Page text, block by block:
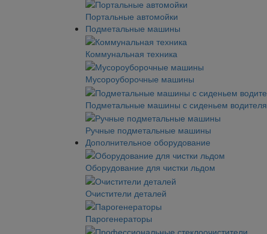
Портальные автомойки
Подметальные машины
Коммунальная техника
Мусороуборочные машины
Подметальные машины с сиденьем водителя
Ручные подметальные машины
Дополнительное оборудование
Оборудование для чистки льдом
Очистители деталей
Парогенераторы